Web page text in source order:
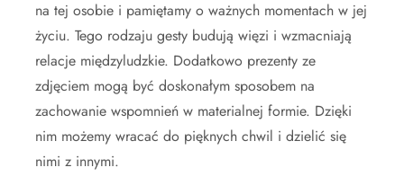
na tej osobie i pamiętamy o ważnych momentach w jej
życiu. Tego rodzaju gesty budują więzi i wzmacniają
relacje międzyludzkie. Dodatkowo prezenty ze
zdjęciem mogą być doskonałym sposobem na
zachowanie wspomnień w materialnej formie. Dzięki
nim możemy wracać do pięknych chwil i dzielić się
nimi z innymi.